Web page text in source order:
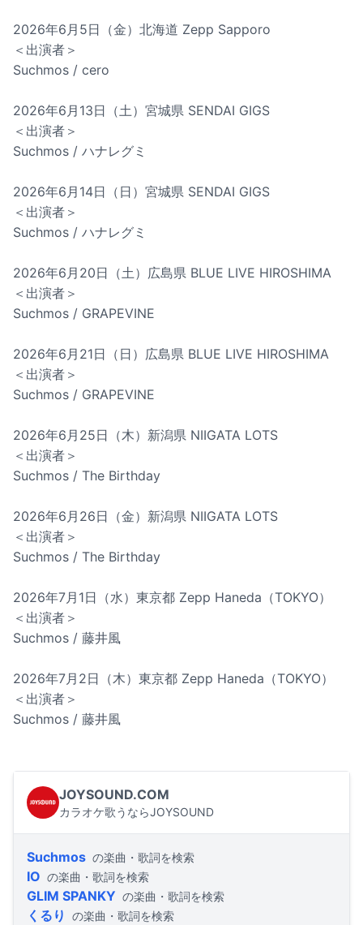
2026年6月5日（金）北海道 Zepp Sapporo
＜出演者＞
Suchmos / cero
2026年6月13日（土）宮城県 SENDAI GIGS
＜出演者＞
Suchmos / ハナレグミ
2026年6月14日（日）宮城県 SENDAI GIGS
＜出演者＞
Suchmos / ハナレグミ
2026年6月20日（土）広島県 BLUE LIVE HIROSHIMA
＜出演者＞
Suchmos / GRAPEVINE
2026年6月21日（日）広島県 BLUE LIVE HIROSHIMA
＜出演者＞
Suchmos / GRAPEVINE
2026年6月25日（木）新潟県 NIIGATA LOTS
＜出演者＞
Suchmos / The Birthday
2026年6月26日（金）新潟県 NIIGATA LOTS
＜出演者＞
Suchmos / The Birthday
2026年7月1日（水）東京都 Zepp Haneda（TOKYO）
＜出演者＞
Suchmos / 藤井風
2026年7月2日（木）東京都 Zepp Haneda（TOKYO）
＜出演者＞
Suchmos / 藤井風
JOYSOUND.COM
カラオケ歌うならJOYSOUND
Suchmos の楽曲・歌詞を検索
IO の楽曲・歌詞を検索
GLIM SPANKY の楽曲・歌詞を検索
くるり の楽曲・歌詞を検索